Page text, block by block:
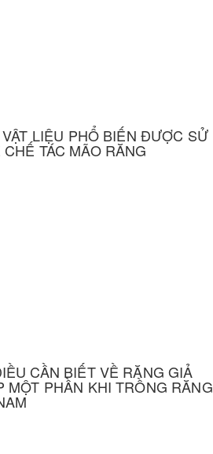
VẬT LIỆU PHỔ BIẾN ĐƯỢC SỬ
TÁC MÃO RĂNG
CẦN BIẾT VỀ RĂNG GIẢ
MỘT PHẦN KHI TRỒNG RĂNG